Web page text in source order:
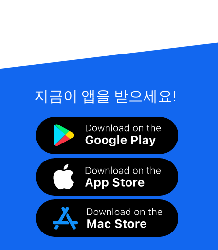
지금이 앱을 받으세요!